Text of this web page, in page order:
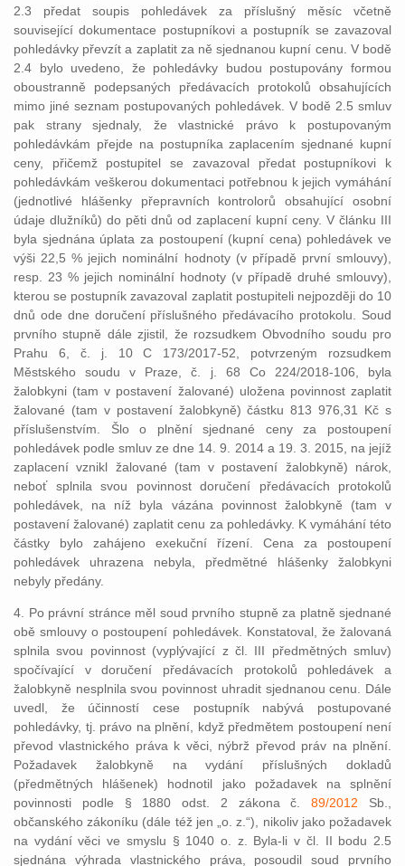
2.3 předat soupis pohledávek za příslušný měsíc včetně
související dokumentace postupníkovi a postupník se zavazoval
pohledávky převzít a zaplatit za ně sjednanou kupní cenu. V bodě
2.4 bylo uvedeno, že pohledávky budou postupovány formou
oboustranně podepsaných předávacích protokolů obsahujících
mimo jiné seznam postupovaných pohledávek. V bodě 2.5 smluv
pak strany sjednaly, že vlastnické právo k postupovaným
pohledávkám přejde na postupníka zaplacením sjednané kupní
ceny, přičemž postupitel se zavazoval předat postupníkovi k
pohledávkám veškerou dokumentaci potřebnou k jejich vymáhání
(jednotlivé hlášenky přepravních kontrolorů obsahující osobní
údaje dlužníků) do pěti dnů od zaplacení kupní ceny. V článku III
byla sjednána úplata za postoupení (kupní cena) pohledávek ve
výši 22,5 % jejich nominální hodnoty (v případě první smlouvy),
resp. 23 % jejich nominální hodnoty (v případě druhé smlouvy),
kterou se postupník zavazoval zaplatit postupiteli nejpozději do 10
dnů ode dne doručení příslušného předávacího protokolu. Soud
prvního stupně dále zjistil, že rozsudkem Obvodního soudu pro
Prahu 6, č. j. 10 C 173/2017-52, potvrzeným rozsudkem
Městského soudu v Praze, č. j. 68 Co 224/2018-106, byla
žalobkyni (tam v postavení žalované) uložena povinnost zaplatit
žalované (tam v postavení žalobkyně) částku 813 976,31 Kč s
příslušenstvím. Šlo o plnění sjednané ceny za postoupení
pohledávek podle smluv ze dne 14. 9. 2014 a 19. 3. 2015, na jejíž
zaplacení vznikl žalované (tam v postavení žalobkyně) nárok,
neboť splnila svou povinnost doručení předávacích protokolů
pohledávek, na níž byla vázána povinnost žalobkyně (tam v
postavení žalované) zaplatit cenu za pohledávky. K vymáhání této
částky bylo zahájeno exekuční řízení. Cena za postoupení
pohledávek uhrazena nebyla, předmětné hlášenky žalobkyni
nebyly předány.
4. Po právní stránce měl soud prvního stupně za platně sjednané
obě smlouvy o postoupení pohledávek. Konstatoval, že žalovaná
splnila svou povinnost (vyplývající z čl. III předmětných smluv)
spočívající v doručení předávacích protokolů pohledávek a
žalobkyně nesplnila svou povinnost uhradit sjednanou cenu. Dále
uvedl, že účinností cese postupník nabývá postupované
pohledávky, tj. právo na plnění, když předmětem postoupení není
převod vlastnického práva k věci, nýbrž převod práv na plnění.
Požadavek žalobkyně na vydání příslušných dokladů
(předmětných hlášenek) hodnotil jako požadavek na splnění
povinnosti podle § 1880 odst. 2 zákona č.89/2012 Sb.,
občanského zákoníku (dále též jen „o. z.“), nikoliv jako požadavek
na vydání věci ve smyslu § 1040 o. z. Byla-li v čl. II bodu 2.5
sjednána výhrada vlastnického práva, posoudil soud prvního